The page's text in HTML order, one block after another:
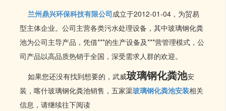
兰州鼎兴环保科技有限公司成立于2012-01-04，为贸易
型主体企业。公司主营各类污水处理设备，其中玻璃钢化粪
池为公司主导产品，凭借***的生产设备及***营管理模式，公
司产品以高品质热销于全国，深受需求人群的欢迎。
如果您还没有找到想要的，武威玻璃钢化粪池安
装，喀什玻璃钢化粪池销售，五家渠玻璃钢化粪池安装相关
信息，请继续往下阅读